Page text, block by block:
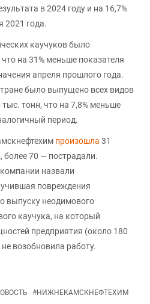
в 2024 году и на 16,7%
2021 года.
каучуков было
на 31% меньше показателя
апреля прошлого года.
было выпущено всех видов
тонн, что на 7,8% меньше
период.
произошла 31
более 70 — пострадали.
назвали
повреждения
выпуску неодимового
каучука, на который
предприятия (около 180
возобновила работу.
#НИЖНЕКАМСКНЕФТЕХИМ